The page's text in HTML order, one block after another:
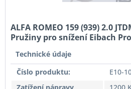
ALFA ROMEO 159 (939) 2.0
Pružiny pro snížení Eibach
Technické údaje
Číslo produktu:
E10-